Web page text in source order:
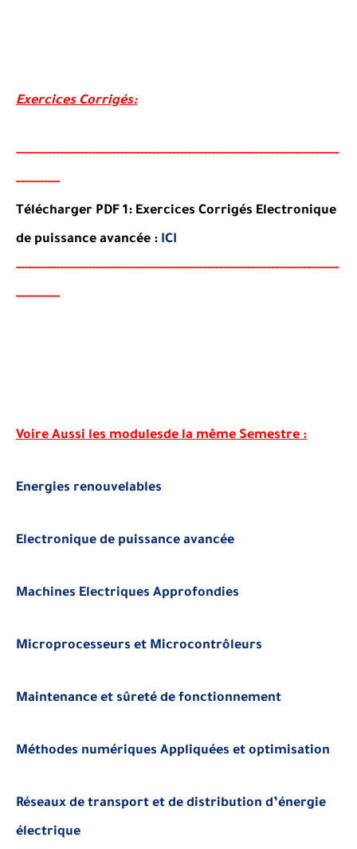
Exercices Corrigés:
---------------------------------------------------------------------------------
-----------
Télécharger PDF 1: Exercices Corrigés Electronique
de puissance avancée : ICI
---------------------------------------------------------------------------------
-----------
Voire Aussi les modulesde la même Semestre :
Energies renouvelables
Electronique de puissance avancée
Machines Electriques Approfondies
Microprocesseurs et Microcontrôleurs
Maintenance et sûreté de fonctionnement
Méthodes numériques Appliquées et optimisation
Réseaux de transport et de distribution d’énergie
électrique